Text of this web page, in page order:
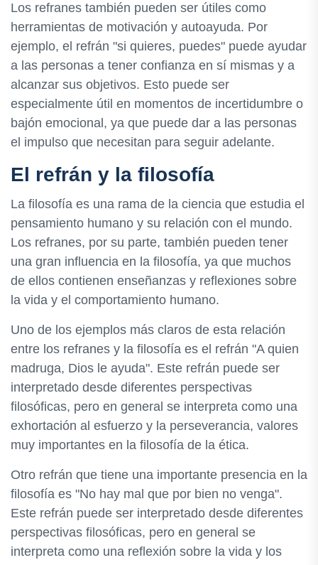
Los refranes también pueden ser útiles como
herramientas de motivación y autoayuda. Por
ejemplo, el refrán "si quieres, puedes" puede ayudar
a las personas a tener confianza en sí mismas y a
alcanzar sus objetivos. Esto puede ser
especialmente útil en momentos de incertidumbre o
bajón emocional, ya que puede dar a las personas
el impulso que necesitan para seguir adelante.
El refrán y la filosofía
La filosofía es una rama de la ciencia que estudia el
pensamiento humano y su relación con el mundo.
Los refranes, por su parte, también pueden tener
una gran influencia en la filosofía, ya que muchos
de ellos contienen enseñanzas y reflexiones sobre
la vida y el comportamiento humano.
Uno de los ejemplos más claros de esta relación
entre los refranes y la filosofía es el refrán "A quien
madruga, Dios le ayuda". Este refrán puede ser
interpretado desde diferentes perspectivas
filosóficas, pero en general se interpreta como una
exhortación al esfuerzo y la perseverancia, valores
muy importantes en la filosofía de la ética.
Otro refrán que tiene una importante presencia en la
filosofía es "No hay mal que por bien no venga".
Este refrán puede ser interpretado desde diferentes
perspectivas filosóficas, pero en general se
interpreta como una reflexión sobre la vida y los